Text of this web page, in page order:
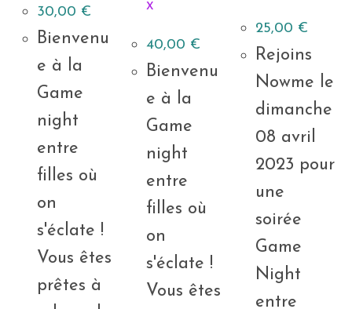
30,00 €
Bienvenu
e à la
Game
night
entre
filles où
on
s'éclate !
Vous êtes
prêtes à
X
40,00 €
Bienvenu
e à la
Game
night
entre
filles où
on
s'éclate !
Vous êtes
25,00 €
Rejoins
Nowme le
dimanche
08 avril
2023 pour
une
soirée
Game
Night
entre